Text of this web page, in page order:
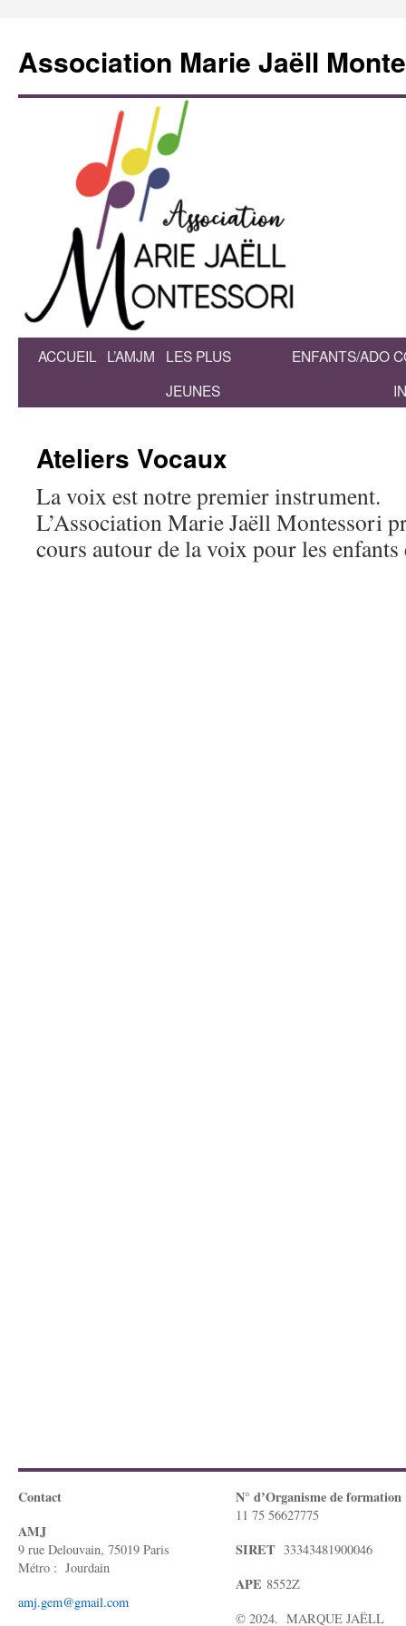
Association Marie Jaëll
Aller
ACCUEIL L’AMJM
LES PLUS
JEUNES
ENFANTS/ADO
Ateliers Vocaux
La voix est notre premier instrument.
L’Association Marie Jaëll Montessori
cours autour de la voix pour les
Contact
AMJ
9 rue Delouvain, 75019 Paris
Métro : Jourdain
amj.gem@gmail.com
N° d’Organisme de formation
11 75 56627775
SIRET 33343481900046
APE 8552Z
© 2024. MARQUE JAËLL